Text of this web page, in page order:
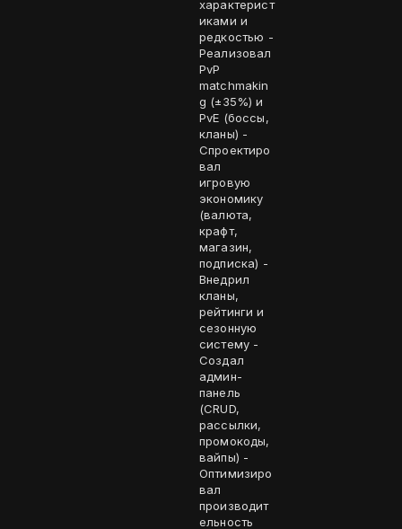
характерист
иками и
редкостью -
Реализовал
PvP
matchmakin
g (±35%) и
PvE (боссы,
кланы) -
Спроектиро
вал
игровую
экономику
(валюта,
крафт,
магазин,
подписка) -
Внедрил
кланы,
рейтинги и
сезонную
систему -
Создал
админ-
панель
(CRUD,
рассылки,
промокоды,
вайпы) -
Оптимизиро
вал
производит
ельность